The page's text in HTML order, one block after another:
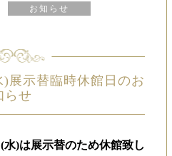
お知らせ
展示替臨時休館日のお
らせ
水)は展示替のため休館致し